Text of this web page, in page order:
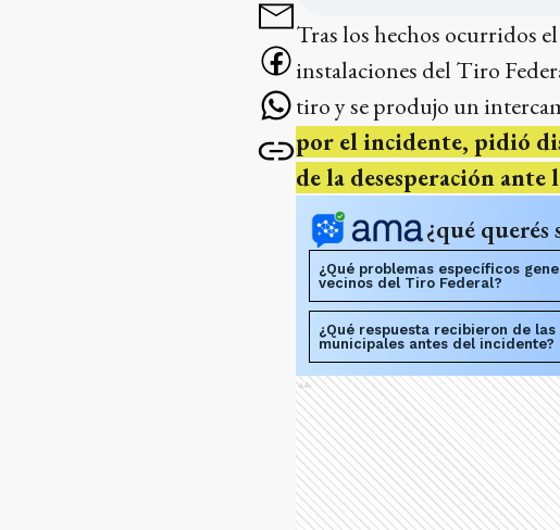
Tras los hechos ocurridos
instalaciones del Tiro
tiro y se produjo un
por el incidente, pidió
de la desesperación ante
¿qué querés
¿Qué problemas específicos
vecinos del Tiro Federal?
¿Qué respuesta recibieron de
municipales antes del incidente?
Ads